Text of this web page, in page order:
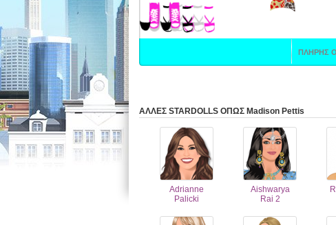
ΑΛΛΕΣ STARDOLLS ΟΠΩΣ Madison Pettis
Adrianne
Palicki
Aishwarya
Rai 2